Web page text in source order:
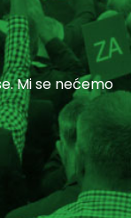
Mi se nećemo